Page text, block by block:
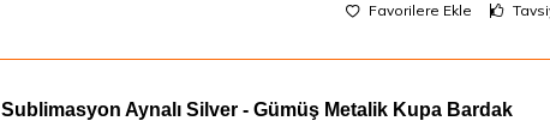
Favorilere Ekle
Sublimasyon Aynalı Silver - Gümüş Metalik Kupa Bardak